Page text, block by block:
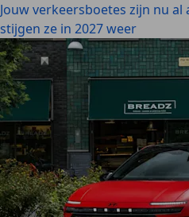
Jouw verkeersboetes zijn nu
stijgen ze in 2027 weer